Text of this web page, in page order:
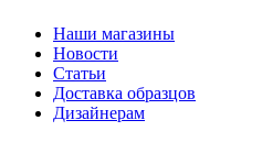
Наши магазины
Новости
Статьи
Доставка образцов
Дизайнерам